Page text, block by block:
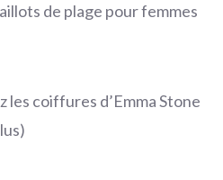
de plage pour femmes
les coiffures d’Emma Stone